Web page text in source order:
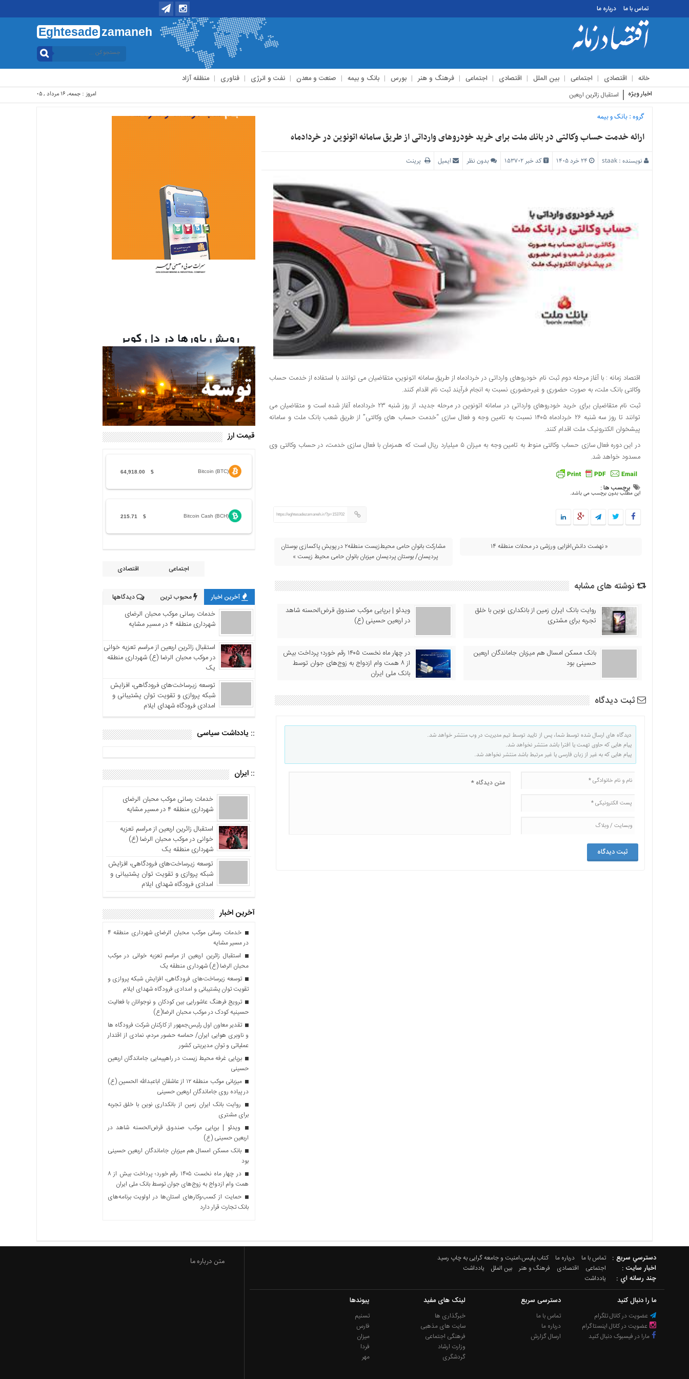
تماس با ما درباره ما
Eghtesade zamaneh
خانه اقتصادی اجتماعی بین الملل اقتصادی اجتماعی فرهنگ و هنر بورس بانک و بیمه صنعت و معدن نفت و انرژی فناوری منظقه آزاد
تماس
ما
درباره
اخبار ویژه استقبال زائرین اربعین از مراسم تعزیه خوانی امروز : جمعه, ۱۶ مرداد , ۱۴۰۵ .::. برابر با : Friday, 7 August , 2026
گروه :بانک و بیمه
ارائه خدمت حساب وكالتی در بانك ملت برای خرید خودروهای وارداتی از طریق سامانه اتونوین در خردادماه
نویسنده :staak کد خبر 153702 بدون نظر ایمیل پرینت
اقتصاد زمانه : با آغاز مرحله دوم ثبت نام خودروهای وارداتی در خردادماه از طریق سامانه اتونوین، متقاضیان می توانند با استفاده از خدمت حساب
وکالتی بانک ملت، به صورت حضوری و غیرحضوری نسبت به انجام فرآیند ثبت نام اقدام کنند.
ثبت نام متقاضیان برای خرید خودروهای وارداتی در سامانه اتونوین در مرحله جدید، از روز شنبه ۲۳ خردادماه آغاز شده است و متقاضیان می
توانند تا روز سه شنبه ۲۶ خردادماه ۱۴۰۵ نسبت به تامین وجه و فعال سازی “خدمت حساب های وکالتی” از طریق شعب بانک ملت و سامانه
پیشخوان الکترونیک ملت اقدام کنند.
در این دوره فعال سازی حساب وکالتی منوط به تامین وجه به میزان ۵ میلیارد ریال است که همزمان با فعال سازی خدمت، در حساب وکالتی وی
مسدود خواهد شد.
برچسب ها :
این مطلب بدون برچسب می باشد.
https://eghtesadezamaneh.ir/?p=153702
« نهضت دانش‌افزایی ورزشی در محلات منطقه ۱۴
مشارکت بانوان حامی محیط‌زیست منطقه۲ در پویش پاکسازی بوستان
پردیسان/ بوستان پردیسان میزبان بانوان حامی محیط زیست »
نوشته های مشابه
روایت بانک ایران زمین از بانکداری نوین با خلق
تجربه برای مشتری
ویدئو | برپایی موکب صندوق قرض‌الحسنه شاهد
در اربعین حسینی (ع)
بانک مسکن امسال هم میزبان جاماندگان اربعین
حسینی بود
در چهار ماه نخست ۱۴۰۵ رقم خورد؛ پرداخت بیش
از ۸ همت وام ازدواج به زوج‌های جوان توسط
بانک ملی ایران
ثبت دیدگاه
دیدگاه های ارسال شده توسط شما، پس از تایید توسط تیم مدیریت در وب منتشر خواهد شد.
پیام هایی که حاوی تهمت یا افترا باشد منتشر نخواهد شد.
پیام هایی که به غیر از زبان فارسی یا غیر مرتبط باشد منتشر نخواهد شد.
قیمت ارز
Bitcoin (BTC)
$
64,918.00
Bitcoin Cash (BCH)
$
215.71
اجتماعی اقتصادی
آخرین اخبار محبوب ترین دیدگاهها
خدمات رسانی موکب محبان الرضای
شهرداری منطقه ۴ در مسیر مشایه
استقبال زائرین اربعین از مراسم تعزیه خوانی
در موکب محبان الرضا (ع) شهرداری منطقه
یک
توسعه زیرساخت‌های فرودگاهی، افزایش
شبکه پروازی و تقویت توان پشتیبانی و
امدادی فرودگاه شهدای ایلام
:: یادداشت سیاسی
:: ایران
خدمات رسانی موکب محبان الرضای
شهرداری منطقه ۴ در مسیر مشایه
استقبال زائرین اربعین از مراسم تعزیه
خوانی در موکب محبان الرضا (ع)
شهرداری منطقه یک
توسعه زیرساخت‌های فرودگاهی، افزایش
شبکه پروازی و تقویت توان پشتیبانی و
امدادی فرودگاه شهدای ایلام
آخرین اخبار
خدمات رسانی موکب محبان الرضای شهرداری منطقه ۴
در مسیر مشایه
استقبال زائرین اربعین از مراسم تعزیه خوانی در موکب
محبان الرضا (ع) شهرداری منطقه یک
توسعه زیرساخت‌های فرودگاهی، افزایش شبکه پروازی و
تقویت توان پشتیبانی و امدادی فرودگاه شهدای ایلام
ترویج فرهنگ عاشورایی بین کودکان و نوجوانان با فعالیت
حسینیه کودک در موکب محبان الرضا(ع)
تقدیر معاون اول رئیس‌جمهور از کارکنان شرکت فرودگاه ها
و ناوبری هوایی ایران/ حماسه حضور مردم، نمادی از اقتدار
عملیاتی و توان مدیریتی کشور
برپایی غرفه محیط زیست در راهپیمایی جاماندگان اربعین
حسینی
میزبانی موکب منطقه ۱۲ از عاشقان اباعبدالله الحسین (ع)
در پیاده روی جاماندگان اربعین حسینی
روایت بانک ایران زمین از بانکداری نوین با خلق تجربه
برای مشتری
ویدئو | برپایی موکب صندوق قرض‌الحسنه شاهد در
اربعین حسینی (ع)
بانک مسکن امسال هم میزبان جاماندگان اربعین حسینی
بود
در چهار ماه نخست ۱۴۰۵ رقم خورد؛ پرداخت بیش از ۸
همت وام ازدواج به زوج‌های جوان توسط بانک ملی ایران
حمایت از کسب‌وکارهای استان‌ها در اولویت برنامه‌های
بانک تجارت قرار دارد
دسترسي سريع : تماس با ما درباره ما کتاب پلیس،امنیت و جامعه گرایی به چاپ رسید
اخبار سایت : اجتماعی اقتصادی فرهنگ و هنر بین الملل یادداشت
چند رسانه اي : یادداشت
ما را دنبال کنید
عضویت در کانال تلگرام
عضویت در کانال اینستاگرام
مارا در فیسبوک دنبال کنید
دسترسی سریع
تماس با ما
درباره ما
ارسال گزارش
لینک های مفید
خبرگذاری ها
سایت های مذهبی
فرهنگی اجتماعی
وزارت ارشاد
گردشگری
پیوندها
تسنیم
فارس
میزان
فردا
مهر
متن درباره ما